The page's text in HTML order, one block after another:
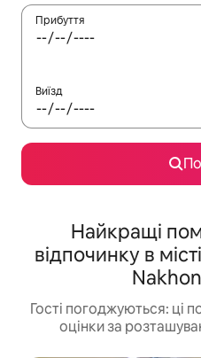
Прибуття
Виїзд
Найкращі
відпочинку в
Гості погоджуються: ці
оцінки за